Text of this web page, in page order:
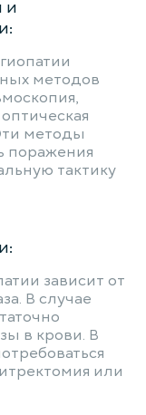
и
методов
методы
поражения
тактику
зависит от
В случае
в крови. В
или